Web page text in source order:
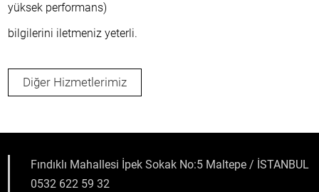
yüksek performans)
bilgilerini iletmeniz yeterli.
Diğer Hizmetlerimiz
Fındıklı Mahallesi İpek Sokak No:5 Maltepe / İSTANBUL
0532 622 59 32